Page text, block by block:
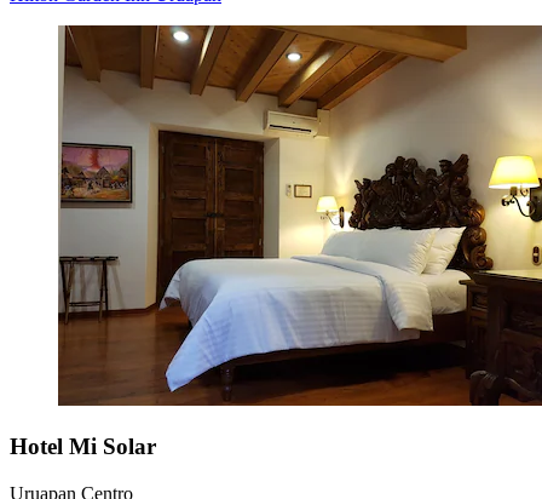
Hotel Mi Solar
Uruapan Centro